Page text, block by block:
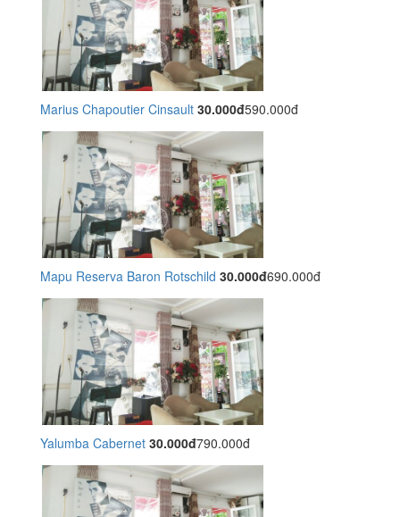
Marius Chapoutier Cinsault 30.000đ590.000đ
Mapu Reserva Baron Rotschild 30.000đ690.000đ
Yalumba Cabernet 30.000đ790.000đ